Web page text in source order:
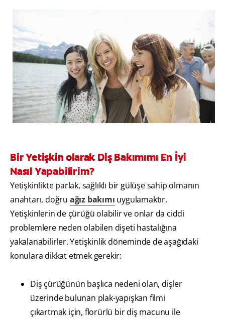
KAYIT OL
Bir Yetişkin olarak Diş Bakımımı En İyi
Nasıl Yapabilirim?
Yetişkinlikte parlak, sağlıklı bir gülüşe sahip olmanın
anahtarı, doğru ağız bakımı uygulamaktır.
Yetişkinlerin de çürüğü olabilir ve onlar da ciddi
problemlere neden olabilen dişeti hastalığına
yakalanabilirler. Yetişkinlik döneminde de aşağıdaki
konulara dikkat etmek gerekir:
Diş çürüğünün başlıca nedeni olan, dişler
üzerinde bulunan plak-yapışkan filmi
çıkartmak için, florürlü bir diş macunu ile